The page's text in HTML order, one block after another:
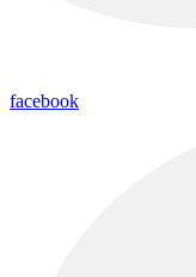
facebook